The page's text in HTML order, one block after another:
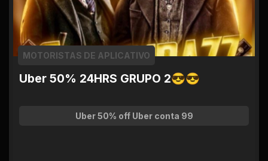
Uber 50% 24HRS GRUPO 2😎😎
MOTORISTAS DE APLICATIVO
Uber 50% off Uber conta 99